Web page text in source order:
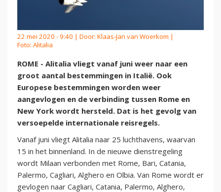
22 mei 2020 - 9:40 | Door: Klaas-Jan van Woerkom |
Foto: Alitalia
ROME - Alitalia vliegt vanaf juni weer naar een
groot aantal bestemmingen in Italië. Ook
Europese bestemmingen worden weer
aangevlogen en de verbinding tussen Rome en
New York wordt hersteld. Dat is het gevolg van
versoepelde internationale reisregels.
Vanaf juni vliegt Alitalia naar 25 luchthavens, waarvan
15 in het binnenland. In de nieuwe dienstregeling
wordt Milaan verbonden met Rome, Bari, Catania,
Palermo, Cagliari, Alghero en Olbia. Van Rome wordt er
gevlogen naar Cagliari, Catania, Palermo, Alghero,